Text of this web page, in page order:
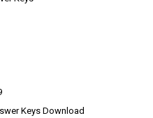
Keys Download